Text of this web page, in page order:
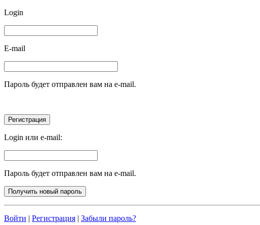
Login
E-mail
Пароль будет отправлен вам на e-mail.
Login или e-mail:
Пароль будет отправлен вам на e-mail.
Войти | Регистрация | Забыли пароль?